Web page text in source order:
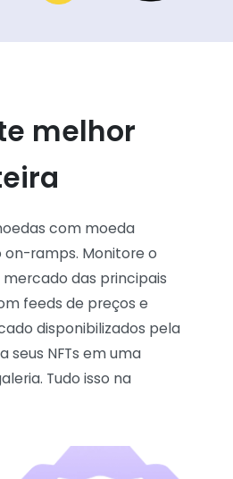
melhor
com moeda
on-ramps. Monitore o
das principais
feeds de preços e
disponibilizados pela
seus NFTs em uma
Tudo isso na